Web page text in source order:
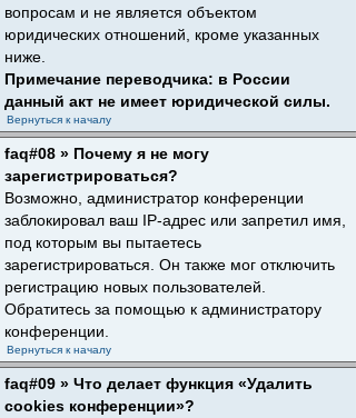
вопросам и не является объектом
юридических отношений, кроме указанных
ниже.
Примечание переводчика: в России
данный акт не имеет юридической силы.
Вернуться к началу
faq#08 » Почему я не могу
зарегистрироваться?
Возможно, администратор конференции
заблокировал ваш IP-адрес или запретил имя,
под которым вы пытаетесь
зарегистрироваться. Он также мог отключить
регистрацию новых пользователей.
Обратитесь за помощью к администратору
конференции.
Вернуться к началу
faq#09 » Что делает функция «Удалить
cookies конференции»?